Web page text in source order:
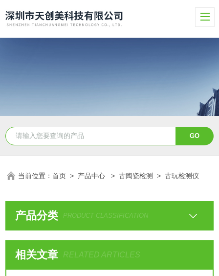
当前位置：首页 > 产品中心 >古陶瓷检测 >古玩检测仪
产品分类 PRODUCT CLASSIFICATION
相关文章 RELATED ARTICLES